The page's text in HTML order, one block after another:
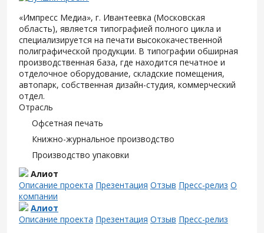
«Импресс Медиа», г. Ивантеевка (Московская
область), является типографией полного цикла и
специализируется на печати высококачественной
полиграфической продукции. В типографии обширная
производственная база, где находится печатное и
отделочное оборудование, складские помещения,
автопарк, собственная дизайн-студия, коммерческий
отдел.
Отрасль
Офсетная печать
Книжно-журнальное производство
Производство упаковки
Алиот
Описание проекта Презентация Отзыв Пресс-релиз О
компании
Алиот
Описание проекта Презентация Отзыв Пресс-релиз